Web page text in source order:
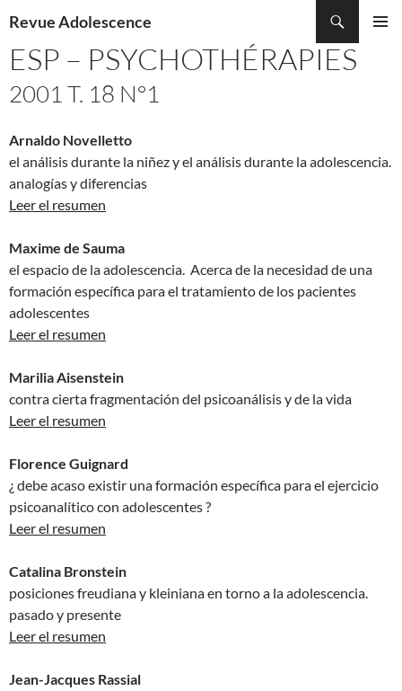
Revue Adolescence
AU
CONTENU
ESP – PSYCHOTHÉRAPIES
2001 T. 18 N°1
Arnaldo Novelletto
el análisis durante la niñez y el análisis durante la adolescencia.
analogías y diferencias
Leer el resumen
Maxime de Sauma
el espacio de la adolescencia. Acerca de la necesidad de una
formación específica para el tratamiento de los pacientes
adolescentes
Leer el resumen
Marilia Aisenstein
contra cierta fragmentación del psicoanálisis y de la vida
Leer el resumen
Florence Guignard
¿ debe acaso existir una formación específica para el ejercicio
psicoanalítico con adolescentes ?
Leer el resumen
Catalina Bronstein
posiciones freudiana y kleiniana en torno a la adolescencia.
pasado y presente
Leer el resumen
Jean-Jacques Rassial